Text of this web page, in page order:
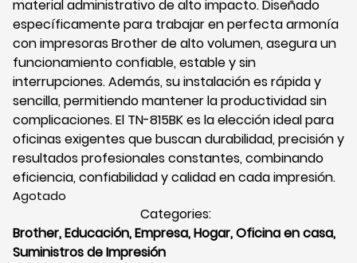
material administrativo de alto impacto. Diseñado
específicamente para trabajar en perfecta armonía
con impresoras Brother de alto volumen, asegura un
funcionamiento confiable, estable y sin
interrupciones. Además, su instalación es rápida y
sencilla, permitiendo mantener la productividad sin
complicaciones. El TN-815BK es la elección ideal para
oficinas exigentes que buscan durabilidad, precisión y
resultados profesionales constantes, combinando
eficiencia, confiabilidad y calidad en cada impresión.
Agotado
Categories:
Brother,Educación,Empresa,Hogar,Oficina en casa,
Suministros de Impresión